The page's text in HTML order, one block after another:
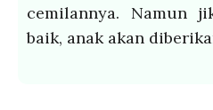
cemilannya. Namun
baik, anak akan